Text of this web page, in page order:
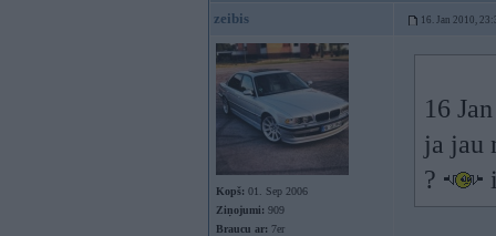
zeibis 16. Jan 2010,
Kopš: 01. Sep 2006
Ziņojumi: 909
Braucu ar: 7er
16
ja jau
?